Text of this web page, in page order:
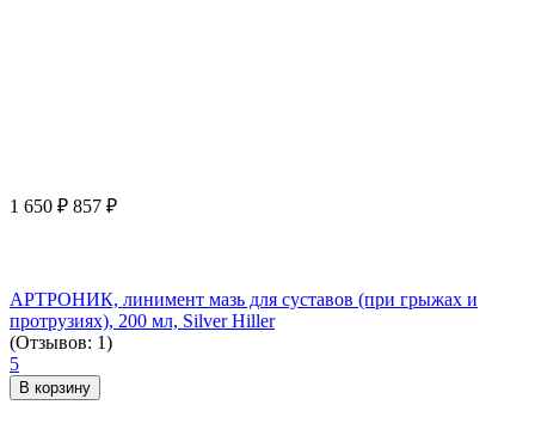
1 650 ₽ 857 ₽
АРТРОНИК, линимент мазь для суставов (при грыжах и
протрузиях), 200 мл, Silver Hiller
(Отзывов: 1)
5
В корзину